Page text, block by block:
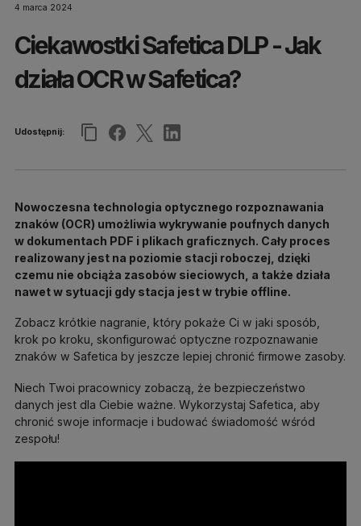
4 marca 2024
Ciekawostki Safetica DLP - Jak
działa OCR w Safetica?
Udostępnij:
Nowoczesna technologia optycznego rozpoznawania
znaków (OCR) umożliwia wykrywanie poufnych danych
w dokumentach PDF i plikach graficznych. Cały proces
realizowany jest na poziomie stacji roboczej, dzięki
czemu nie obciąża zasobów sieciowych, a także działa
nawet w sytuacji gdy stacja jest w trybie offline.
Zobacz krótkie nagranie, który pokaże Ci w jaki sposób,
krok po kroku, skonfigurować optyczne rozpoznawanie
znaków w Safetica by jeszcze lepiej chronić firmowe zasoby.
Niech Twoi pracownicy zobaczą, że bezpieczeństwo
danych jest dla Ciebie ważne. Wykorzystaj Safetica, aby
chronić swoje informacje i budować świadomość wśród
zespołu!